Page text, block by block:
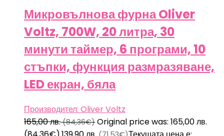
Микровълнова фурна Oliver
Voltz, 700W, 20 литра, 30
минути таймер, 6 програми, 10
стъпки, функция размразяване,
LED екран, бяла
Производител: Oliver Voltz
165,00лв.(84,36€) Original price was: 165,00 лв.